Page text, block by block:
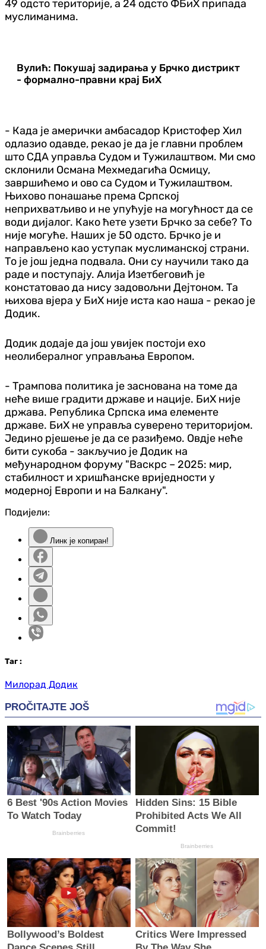
49 одсто територије, а 24 одсто ФБиХ припада
муслиманима.
Вулић: Покушај задирања у Брчко дистрикт
- формално-правни крај БиХ
- Када је амерички амбасадор Кристофер Хил
одлазио одавде, рекао је да је главни проблем
што СДА управља Судом и Тужилаштвом. Ми смо
склонили Османа Мехмедагића Осмицу,
завршићемо и ово са Судом и Тужилаштвом.
Њихово понашање према Српској
неприхватљиво и не упућује на могућност да се
води дијалог. Како ћете узети Брчко за себе? То
није могуће. Наших је 50 одсто. Брчко је и
направљено као уступак муслиманској страни.
То је још једна подвала. Они су научили тако да
раде и поступају. Алија Изетбеговић је
констатовао да нису задовољни Дејтоном. Та
њихова вјера у БиХ није иста као наша - рекао је
Додик.
Додик додаје да још увијек постоји ехо
неолибералног управљања Европом.
- Трампова политика је заснована на томе да
неће више градити државе и нације. БиХ није
држава. Република Српска има елементе
државе. БиХ не управља суверено територијом.
Једино рјешење је да се разиђемо. Овдје неће
бити сукоба - закључио је Додик на
међународном форуму "Васкрс – 2025: мир,
стабилност и хришћанске вриједности у
модерној Европи и на Балкану".
Подијели:
Линк је копиран!
Таг :
Милорад Додик